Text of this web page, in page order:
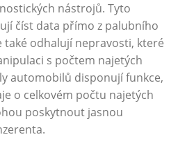
nástrojů. Tyto
číst data přímo z palubního
odhalují nepravosti, které
s počtem najetých
automobilů disponují funkce,
o celkovém počtu najetých
poskytnout jasnou